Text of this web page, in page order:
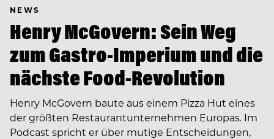
NEWS
Henry McGovern: Sein Weg
zum Gastro-Imperium und die
nächste Food-Revolution
Henry McGovern baute aus einem Pizza Hut eines
der größten Restaurantunternehmen Europas. Im
Podcast spricht er über mutige Entscheidungen,